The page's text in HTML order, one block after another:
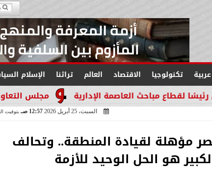
تكنولوجيا الاقتصاد العالم تراثنا الإسلام
مجلس التعاون الخليجي العاصمة الإدارية
السبت، 25 أبريل 2026 12:57 صـ بتوقيت
مؤهلة لقيادة المنطقة.. وتحالف
هو الحل الوحيد للأزمة